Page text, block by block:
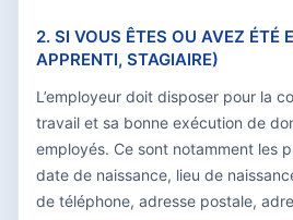
2. SI VOUS ÊTES OU AVEZ ÉTÉ
APPRENTI, STAGIAIRE)
L’employeur doit disposer pour la
travail et sa bonne exécution de
employés. Ce sont notamment les
date de naissance, lieu de
de téléphone, adresse postale,